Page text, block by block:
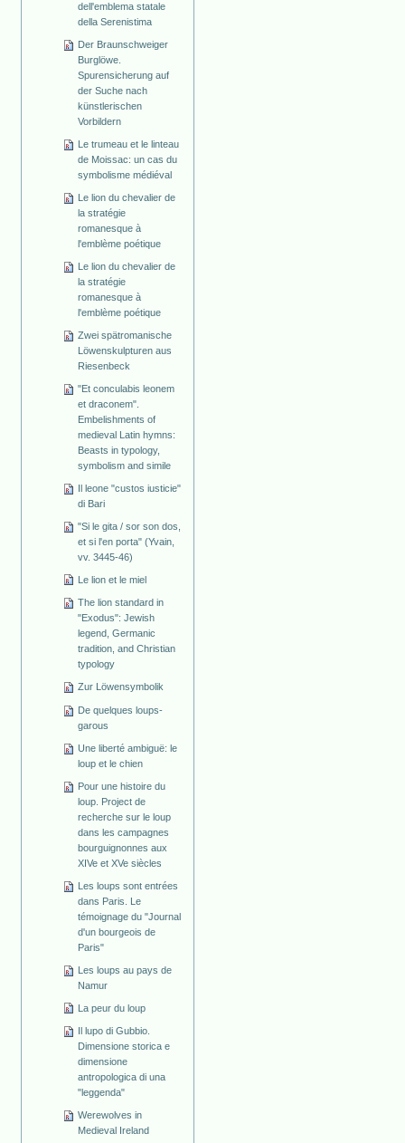
dell'emblema statale
della Serenistima
Der Braunschweiger
Burglöwe.
Spurensicherung auf
der Suche nach
künstlerischen
Vorbildern
Le trumeau et le linteau
de Moissac: un cas du
symbolisme médiéval
Le lion du chevalier de
la stratégie
romanesque à
l'emblème poétique
Le lion du chevalier de
la stratégie
romanesque à
l'emblème poétique
Zwei spätromanische
Löwenskulpturen aus
Riesenbeck
"Et conculabis leonem
et draconem".
Embelishments of
medieval Latin hymns:
Beasts in typology,
symbolism and simile
Il leone "custos iusticie"
di Bari
"Si le gita / sor son dos,
et si l'en porta" (Yvain,
vv. 3445-46)
Le lion et le miel
The lion standard in
"Exodus": Jewish
legend, Germanic
tradition, and Christian
typology
Zur Löwensymbolik
De quelques loups-
garous
Une liberté ambiguë: le
loup et le chien
Pour une histoire du
loup. Project de
recherche sur le loup
dans les campagnes
bourguignonnes aux
XIVe et XVe siècles
Les loups sont entrées
dans Paris. Le
témoignage du "Journal
d'un bourgeois de
Paris"
Les loups au pays de
Namur
La peur du loup
Il lupo di Gubbio.
Dimensione storica e
dimensione
antropologica di una
"leggenda"
Werewolves in
Medieval Ireland